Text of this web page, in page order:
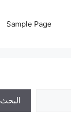
Sample Page
البحث